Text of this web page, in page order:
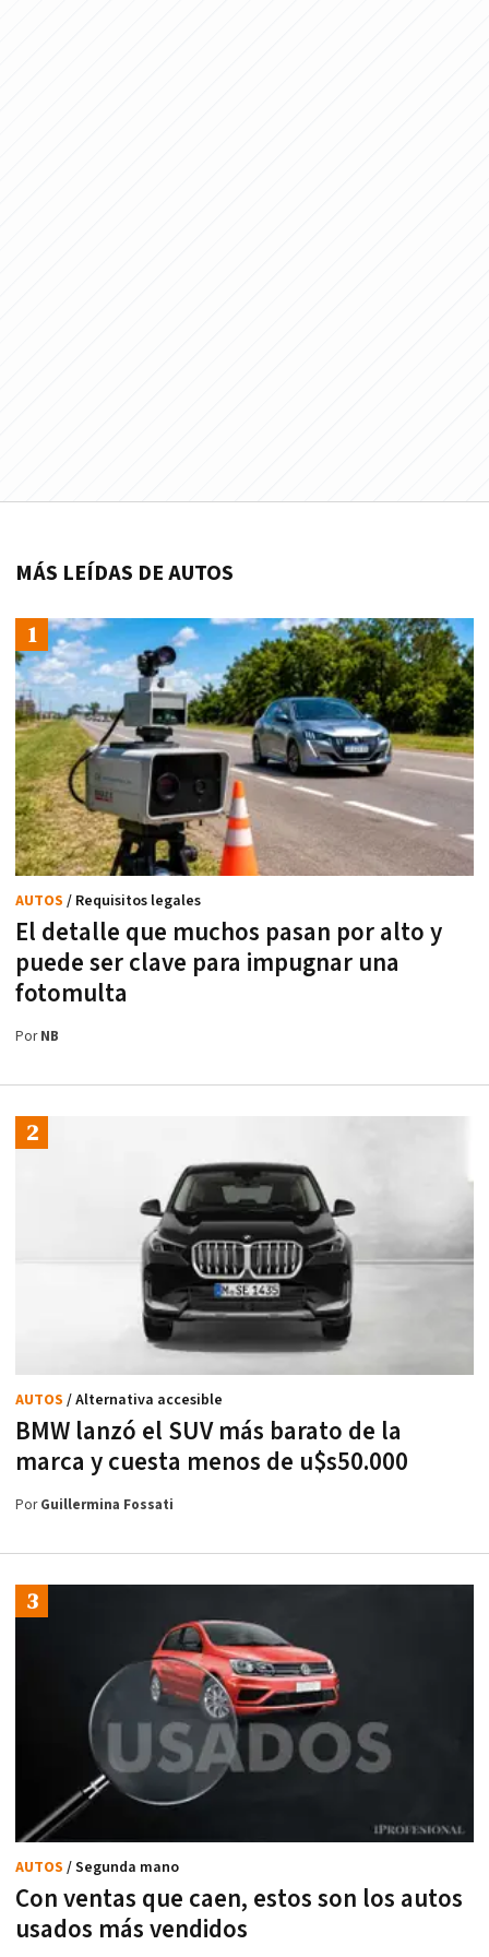
MÁS LEÍDAS DE AUTOS
El detalle que muchos pasan por alto y
puede ser clave para impugnar una
fotomulta
AUTOS / Requisitos legales
PorNB
BMW lanzó el SUV más barato de la
marca y cuesta menos de u$s50.000
AUTOS / Alternativa accesible
PorGuillermina Fossati
Con ventas que caen, estos son los autos
usados más vendidos
AUTOS / Segunda mano